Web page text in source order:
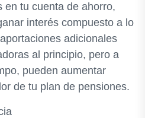
en tu cuenta de ahorro,
interés compuesto a lo
adicionales
al principio, pero a
pueden aumentar
de tu plan de pensiones.